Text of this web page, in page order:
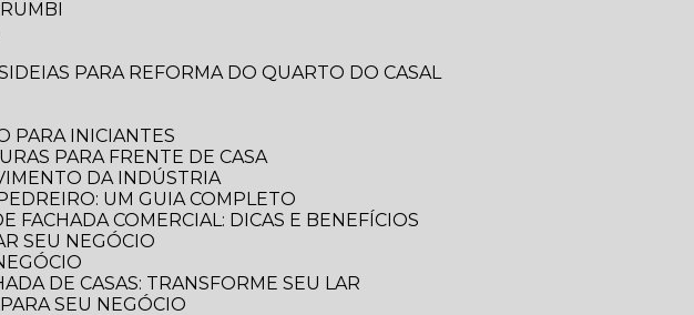
IDEIAS PARA REFORMA DO QUARTO DO CASAL
PARA INICIANTES
PARA FRENTE DE CASA
DA INDÚSTRIA
UM GUIA COMPLETO
FACHADA COMERCIAL: DICAS E BENEFÍCIOS
SEU NEGÓCIO
DE CASAS: TRANSFORME SEU LAR
SEU NEGÓCIO